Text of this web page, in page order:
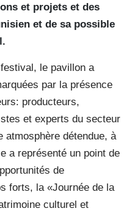
et projets et des
et de sa possible
le pavillon a
par la présence
producteurs,
et experts du secteur
atmosphère détendue, à
a représenté un point de
de
forts, la «Journée de la
culturel et